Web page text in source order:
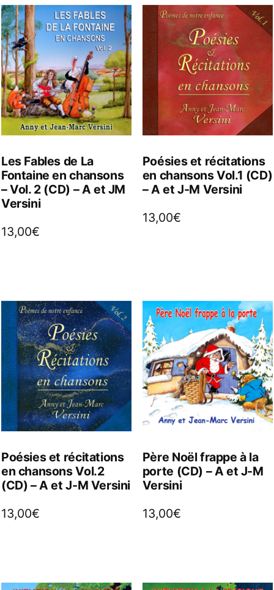
Les Fables de La
Fontaine en chansons
– Vol. 2 (CD) – A et JM
Versini
13,00€
Poésies et récitations
en chansons Vol.1 (CD)
– A et J-M Versini
13,00€
Poésies et récitations
en chansons Vol.2
(CD) – A et J-M Versini
13,00€
Père Noël frappe à la
porte (CD) – A et J-M
Versini
13,00€